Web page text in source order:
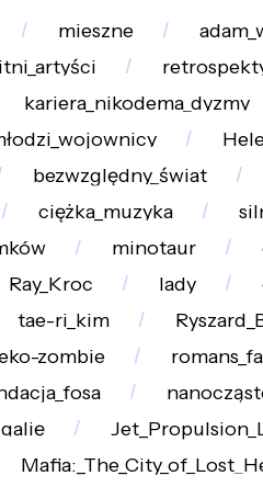
mieszne
kariera_nikodema_dyzmy
bezwzględny_świat
ciężka_muzyka
minotaur
Ray_Kroc lady
tae-ri_kim
zombie